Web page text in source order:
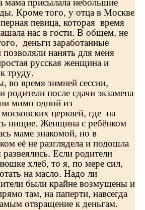
Кроме того, у отца в Москве
певица, которая время
нас в гости. В общем, не
деньги заработанные
нанять для меня
русская женщина и
труду.
зимней сессии,
родители после сдачи экзамена
мимо одной из
церквей, где на
нищие. Женщина с ребёнком
маме знакомой, но в
её не разглядела и подошла
Если родители
хлеб, то я, по мере сил,
на масло. Надо ли
были крайне возмущены и
там, на паперти, навсегда
отвращение к деньгам.